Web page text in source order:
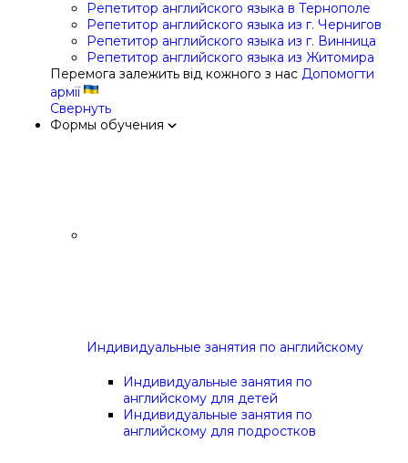
Репетитор английского языка в Тернополе
Репетитор английского языка из г. Чернигов
Репетитор английского языка из г. Винница
Репетитор английского языка из Житомира
Перемога залежить від кожного з нас Допомогти
армії
Свернуть
Формы обучения
Индивидуальные занятия по английскому
Индивидуальные занятия по
английскому для детей
Индивидуальные занятия по
английскому для подростков